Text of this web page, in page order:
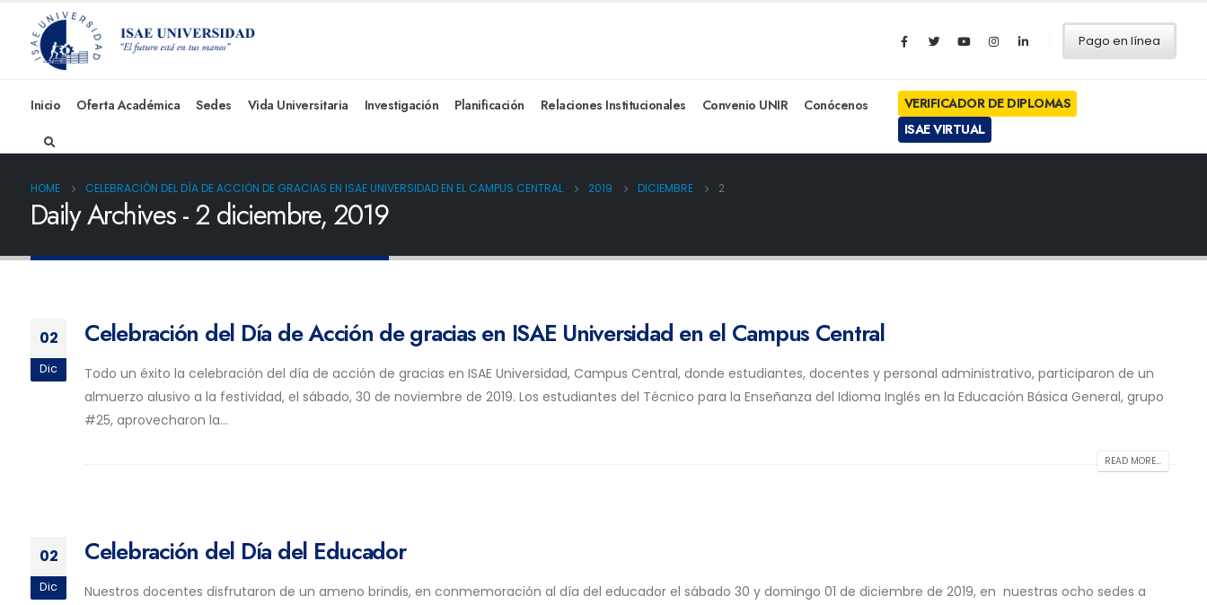
Pago en línea
Inicio Oferta Académica Sedes Vida Universitaria Investigación Planificación Relaciones Institucionales Convenio UNIR Conócenos
VERIFICADOR DE DIPLOMAS
ISAE VIRTUAL
HOME CELEBRACIÓN DEL DÍA DE ACCIÓN DE GRACIAS EN ISAE UNIVERSIDAD EN EL CAMPUS CENTRAL 2019 DICIEMBRE 2
Daily Archives - 2 diciembre, 2019
02
Dic
Celebración del Día de Acción de gracias en ISAE Universidad en el Campus Central
Todo un éxito la celebración del día de acción de gracias en ISAE Universidad, Campus Central, donde estudiantes, docentes y personal administrativo, participaron de un
almuerzo alusivo a la festividad, el sábado, 30 de noviembre de 2019. Los estudiantes del Técnico para la Enseñanza del Idioma Inglés en la Educación Básica General, grupo
#25, aprovecharon la...
READ MORE...
02
Dic
Celebración del Día del Educador
Nuestros docentes disfrutaron de un ameno brindis, en conmemoración al día del educador el sábado 30 y domingo 01 de diciembre de 2019, en nuestras ocho sedes a